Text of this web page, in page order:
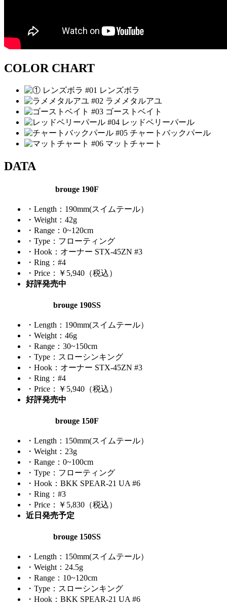
COLOR CHART
#01 レンズボラ
#02 ラメメタルアユ
#03 ゴーストベイト
#04 レッドベリーパール
#05 チャートバックパール
#06 マットチャート
DATA
brouge 190F
・Length：190mm(スイムテール）
・Weight：42g
・Range：0~120cm
・Type：フローティング
・Hook：オーナー STX-45ZN #3
・Ring：#4
・Price：￥5,940（税込）
好評発売中
brouge 190SS
・Length：190mm(スイムテール）
・Weight：46g
・Range：30~150cm
・Type：スローシンキング
・Hook：オーナー STX-45ZN #3
・Ring：#4
・Price：￥5,940（税込）
好評発売中
brouge 150F
・Length：150mm(スイムテール）
・Weight：23g
・Range：0~100cm
・Type：フローティング
・Hook：BKK SPEAR-21 UA #6
・Ring：#3
・Price：￥5,830（税込）
近日発売予定
brouge 150SS
・Length：150mm(スイムテール）
・Weight：24.5g
・Range：10~120cm
・Type：スローシンキング
・Hook：BKK SPEAR-21 UA #6